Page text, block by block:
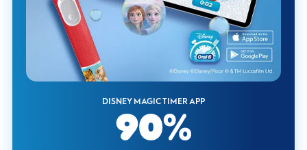
DISNEY MAGIC TIMER APP
90%